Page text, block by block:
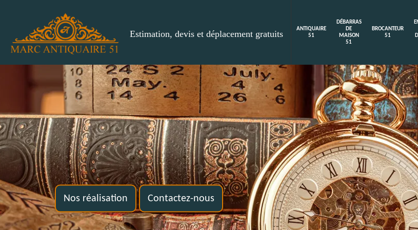
Estimation, devis et déplacement gratuits
ANTIQUAIRE
51
DÉBARRAS
DE
MAISON
51
BROCANTEUR
51
Nos réalisation Contactez-nous